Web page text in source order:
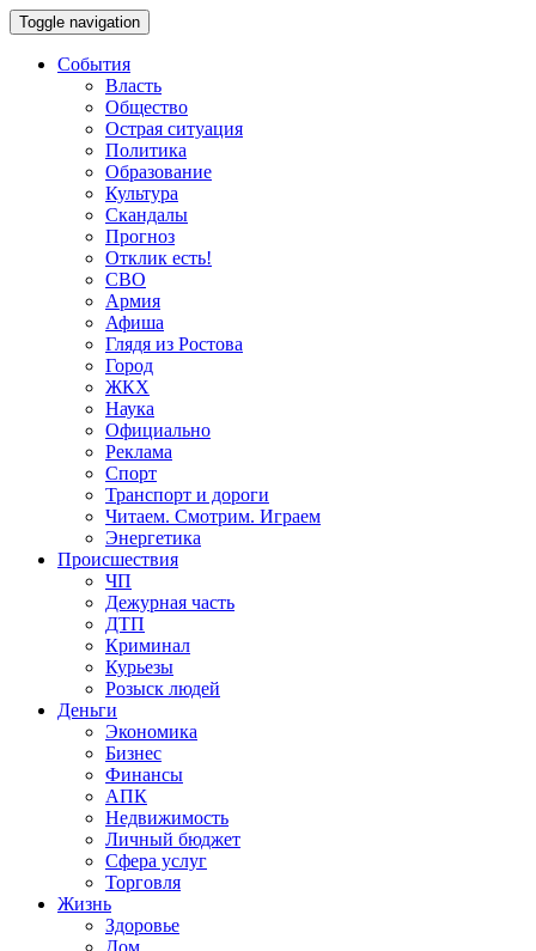
Toggle navigation
События
Власть
Общество
Острая ситуация
Политика
Образование
Культура
Скандалы
Прогноз
Отклик есть!
СВО
Армия
Афиша
Глядя из Ростова
Город
ЖКХ
Наука
Официально
Реклама
Спорт
Транспорт и дороги
Читаем. Смотрим. Играем
Энергетика
Происшествия
ЧП
Дежурная часть
ДТП
Криминал
Курьезы
Розыск людей
Деньги
Экономика
Бизнес
Финансы
АПК
Недвижимость
Личный бюджет
Сфера услуг
Торговля
Жизнь
Здоровье
Дом